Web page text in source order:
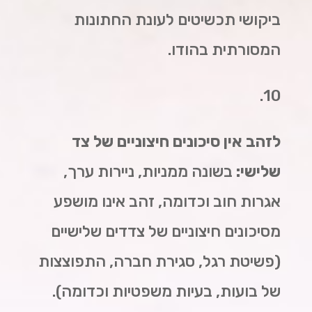
ביקושי תכשיטים לעונת החתונות
המסורתית בהודו.
10.
לזהב אין סיכונים חיצוניים של צד
שלישי: בשונה ממניות, ניירות ערך,
אגרות חוב וכדומה, זהב אינו מושפע
מסיכונים חיצוניים של צדדים שלישיים
(פשיטת רגל, סגירת חברה, התפוצצות
של בועות, בעיות משפטיות וכדומה).